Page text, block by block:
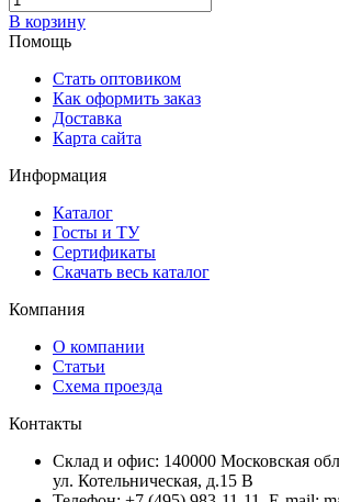
В корзину
Помощь
Стать оптовиком
Как оформить заказ
Доставка
Карта сайта
Информация
Каталог
Госты и ТУ
Сертификаты
Скачать весь каталог
Компания
О компании
Статьи
Схема проезда
Контакты
Склад и офис: 140000 Московская
ул. Котельническая, д.15 В